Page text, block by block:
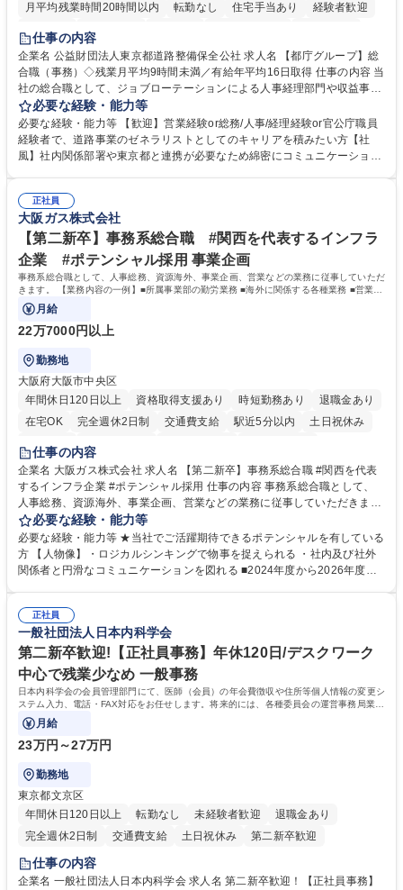
月平均残業時間20時間以内
転勤なし 住宅手当あり
経験者歓迎
研修あり
退職金あり
駅近5分以内
資格取得手当あり 食事補助あり
仕事の内容
企業名 公益財団法人東京都道路整備保全公社 求人名 【都庁グループ】総
合職（事務）◇残業月平均9時間未満／有給年平均16日取得 仕事の内容 当
社の総合職として、ジョブローテーションによる人事経理部門や収益事業
等のフロント部門の部署等幅広い部署での業務をお任せいたします。研修
制度やキャリア支援が充実しております！ ※下記業務詳細 【業務詳細】■
管理部門：広報、人事、経理など当公社の運営に係る管理業務 ■収益部
門：駐車場の新規開拓、管理運営、新宿駅西口広場の「イベントコーナ
道路施設や道路工事現場の見学ツアー事業 ※入社後は上記いずれかの部門
へ配属。※業務内容変更の範囲：会社の定める業務 募集職種 【都庁グル
ープ】総合職（事務）◇残業月平均9時間未満／有給年平均16日取得
必要な経験・能力等
必要な経験・能力等 【歓迎】営業経験or総務/人事/経理経験or官公庁職員
経験者で、道路事業のゼネラリストとしてのキャリアを積みたい方【社
風】社内関係部署や東京都と連携が必要なため綿密にコミュニケーション
部門など多岐に渡る業務を経験できます。 ■様々なプロジェクト：駐車場
事業の他、新宿駅西口広場内に設置された照明を兼ねた広告「ブライトサ
イン」の管理運営を行うなど、事業収益を生み出す活動を積極的に行って
います。 学歴・資格 学歴：大学院 大学 高専 短大 専修学校 高校 語学力：
資格：
正社員
大阪ガス株式会社
【第二新卒】事務系総合職 #関西を代表するインフラ
企業 #ポテンシャル採用 事業企画
事務系総合職として、人事総務、資源海外、事業企画、営業などの業務に従事していただ
きます。 【業務内容の一例】■所属事業部の勤労業務 ■海外に関係する各種業務 ■営業部
門の企画スタッフ、ルート営業
月給
22万7000円以上
勤務地
大阪府大阪市中央区
年間休日120日以上
資格取得支援あり 時短勤務あり
退職金あり
在宅OK
完全週休2日制 交通費支給 駅近5分以内
土日祝休み
服装自由
第二新卒歓迎
仕事の内容
企業名 大阪ガス株式会社 求人名 【第二新卒】事務系総合職 #関西を代表
するインフラ企業 #ポテンシャル採用 仕事の内容 事務系総合職として、
人事総務、資源海外、事業企画、営業などの業務に従事していただきま
す。 【業務内容の一例】■所属事業部の勤労業務 ■海外に関係する各種業
務 ■営業部門の企画スタッフ、ルート営業 【キャリアパス】入社後の配属
ポジションで一定期間ご活躍頂いた後、本人の適性及び将来のキャリアを
鑑みてジョブローテーションを行います。 【育成】OJTでの現場育成や研
表するインフラ企業 #ポテンシャル採用
必要な経験・能力等
必要な経験・能力等 ★当社でご活躍期待できるポテンシャルを有している
方 【人物像】・ロジカルシンキングで物事を捉えられる ・社内及び社外
関係者と円滑なコミュニケーションを図れる ■2024年度から2026年度ま
72.html ■エネルギーセキュリティの不安定化や気候変動による自然災害の
甚大化など、これまで以上に社会課題解決の重要性が高まっています。
「未来の日常」の創造に向けて持続可能な社会の実現に貢献してまいりま
す。 学歴・資格 学歴：大学院 大学 語学力： 資格：
正社員
一般社団法人日本内科学会
第二新卒歓迎!【正社員事務】年休120日/デスクワーク
中心で残業少なめ 一般事務
日本内科学会の会員管理部門にて、医師（会員）の年会費徴収や住所等個人情報の変更シ
ステム入力、電話・FAX対応をお任せします。将来的には、各種委員会の運営事務局業務
などにも幅広く携わっていただきます。
月給
23万円～27万円
勤務地
東京都文京区
年間休日120日以上
転勤なし 未経験者歓迎
退職金あり
完全週休2日制
交通費支給 土日祝休み 第二新卒歓迎
仕事の内容
企業名 一般社団法人日本内科学会 求人名 第二新卒歓迎！【正社員事務】